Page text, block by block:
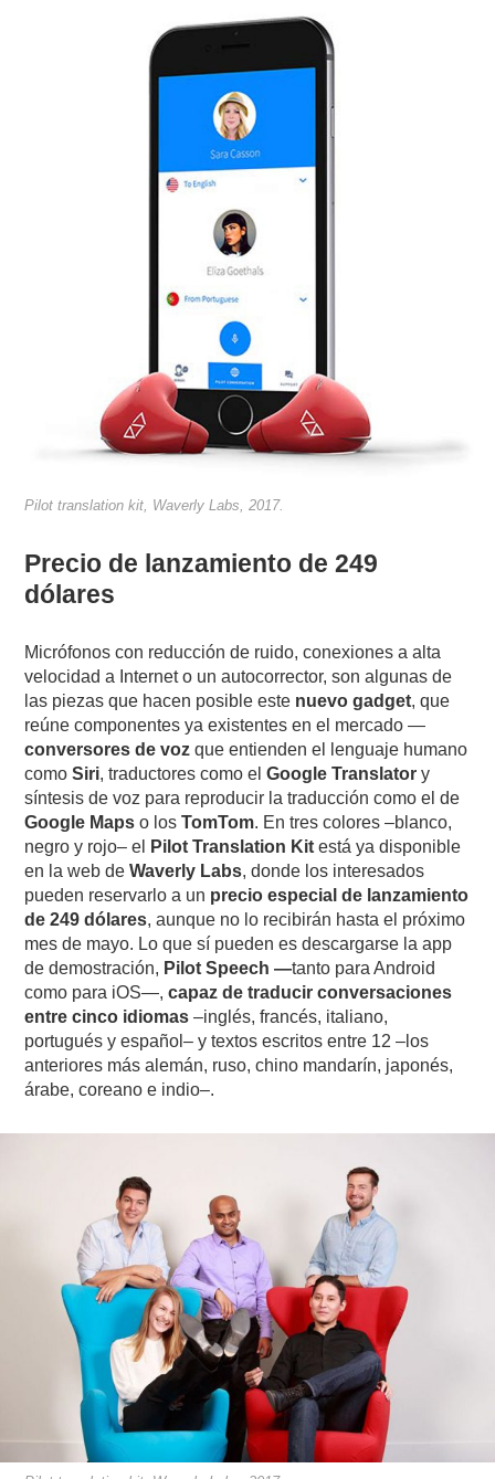
Pilot translation kit, Waverly Labs, 2017.
Precio de lanzamiento de 249
dólares
Micrófonos con reducción de ruido, conexiones a alta
velocidad a Internet o un autocorrector, son algunas de
las piezas que hacen posible este nuevo gadget, que
reúne componentes ya existentes en el mercado —
conversores de voz que entienden el lenguaje humano
comoSiri, traductores como elGoogle Translator y
síntesis de voz para reproducir la traducción como el de
Google Maps o losTomTom. En tres colores –blanco,
negro y rojo– el
Pilot Translation Kit está ya disponible
en la web deWaverly Labs, donde los interesados
pueden reservarlo a un precio especial de lanzamiento
de 249 dólares, aunque no lo recibirán hasta el próximo
mes de mayo. Lo que sí pueden es descargarse la app
de demostración, Pilot Speech —tanto para Android
como para iOS—,capaz de traducir conversaciones
entre cinco idiomas –inglés, francés, italiano,
portugués y español– y textos escritos entre 12 –los
anteriores más alemán, ruso, chino mandarín, japonés,
árabe, coreano e indio–.